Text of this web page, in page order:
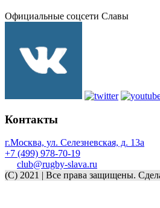
Официальные соцсети Славы
Контакты
г.Москва, ул. Селезневская, д. 13a
+7 (499) 978-70-19
club@rugby-slava.ru
(C) 2021 | Все права защищены.